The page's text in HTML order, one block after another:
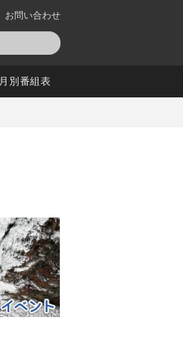
お問い合わせ
月別番組表